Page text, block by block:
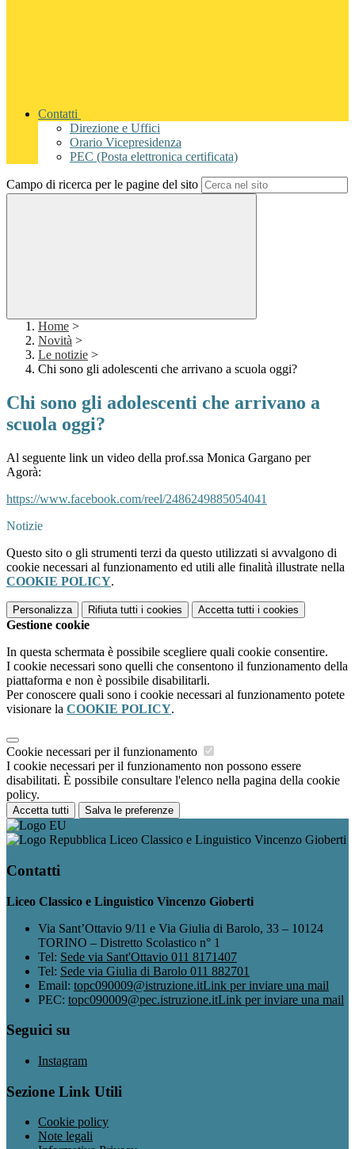
Contatti
Direzione e Uffici
Orario Vicepresidenza
PEC (Posta elettronica certificata)
Campo di ricerca per le pagine del sito
Home >
Novità >
Le notizie >
Chi sono gli adolescenti che arrivano a scuola oggi?
Chi sono gli adolescenti che arrivano a
scuola oggi?
Al seguente link un video della prof.ssa Monica Gargano per
Agorà:
https://www.facebook.com/reel/2486249885054041
Notizie
Questo sito o gli strumenti terzi da questo utilizzati si avvalgono di
cookie necessari al funzionamento ed utili alle finalità illustrate nella
COOKIE POLICY.
Personalizza Rifiuta tutti i cookies Accetta tutti i cookies
Gestione cookie
In questa schermata è possibile scegliere quali cookie consentire.
I cookie necessari sono quelli che consentono il funzionamento della
piattaforma e non è possibile disabilitarli.
Per conoscere quali sono i cookie necessari al funzionamento potete
visionare la COOKIE POLICY.
Cookie necessari per il funzionamento
I cookie necessari per il funzionamento non possono essere
disabilitati. È possibile consultare l'elenco nella pagina della cookie
policy.
Accetta tutti Salva le preferenze
Liceo Classico e Linguistico Vincenzo Gioberti
Contatti
Liceo Classico e Linguistico Vincenzo Gioberti
Via Sant’Ottavio 9/11 e Via Giulia di Barolo, 33 – 10124
TORINO – Distretto Scolastico n° 1
Tel: Sede via Sant'Ottavio 011 8171407
Tel: Sede via Giulia di Barolo 011 882701
Email: topc090009@istruzione.itLink per inviare una mail
PEC: topc090009@pec.istruzione.itLink per inviare una mail
Seguici su
Instagram
Sezione Link Utili
Cookie policy
Note legali